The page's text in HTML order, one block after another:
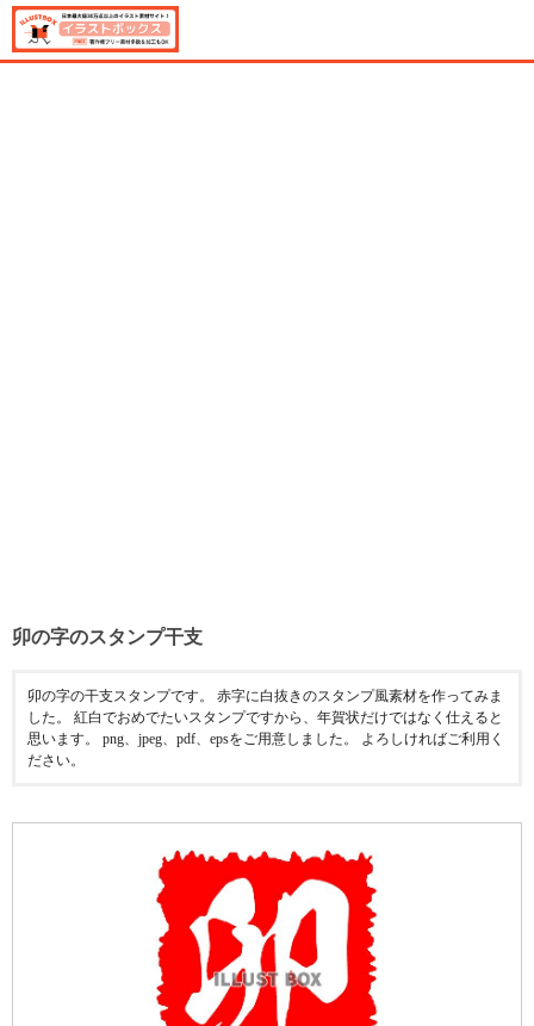
卯の字のスタンプ干支
卯の字の干支スタンプです。 赤字に白抜きのスタンプ風素材を作ってみま
した。 紅白でおめでたいスタンプですから、年賀状だけではなく仕えると
思います。 png、jpeg、pdf、epsをご用意しました。 よろしければご利用く
ださい。